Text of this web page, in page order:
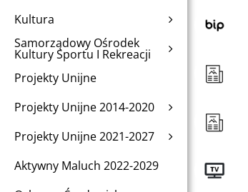
Kultura
Samorządowy Ośrodek
Kultury Sportu I Rekreacji
Projekty Unijne
Projekty Unijne 2014-2020
Projekty Unijne 2021-2027
Aktywny Maluch 2022-2029